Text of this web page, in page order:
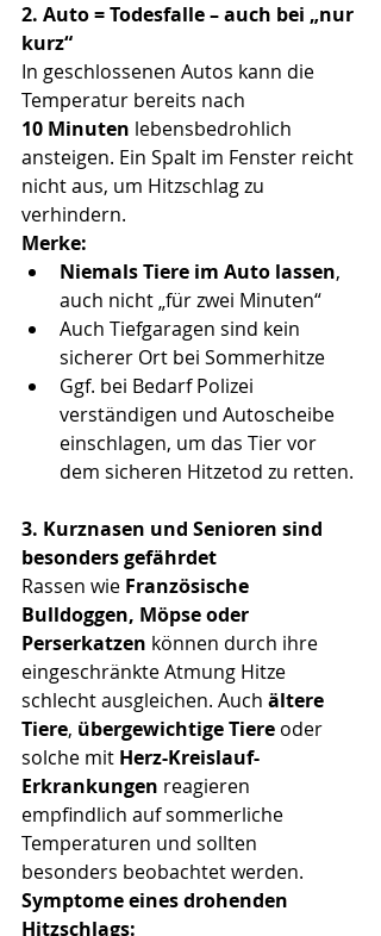
2. Auto = Todesfalle – auch bei „nur
kurz“
In geschlossenen Autos kann die
Temperatur bereits nach
10 Minuten lebensbedrohlich
ansteigen. Ein Spalt im Fenster reicht
nicht aus, um Hitzschlag zu
verhindern.
Merke:
Niemals Tiere im Auto lassen,
auch nicht „für zwei Minuten“
Auch Tiefgaragen sind kein
sicherer Ort bei Sommerhitze
Ggf. bei Bedarf Polizei
verständigen und Autoscheibe
einschlagen, um das Tier vor
dem sicheren Hitzetod zu retten.
3. Kurznasen und Senioren sind
besonders gefährdet
Rassen wie Französische
Bulldoggen, Möpse oder
Perserkatzen können durch ihre
eingeschränkte Atmung Hitze
schlecht ausgleichen. Auch ältere
Tiere, übergewichtige Tiere oder
solche mit Herz-Kreislauf-
Erkrankungen reagieren
empfindlich auf sommerliche
Temperaturen und sollten
besonders beobachtet werden.
Symptome eines drohenden
Hitzschlags: